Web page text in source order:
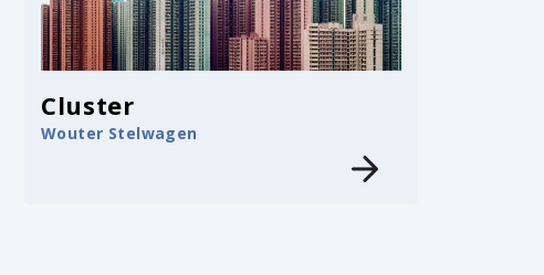
Cluster
Wouter Stelwagen